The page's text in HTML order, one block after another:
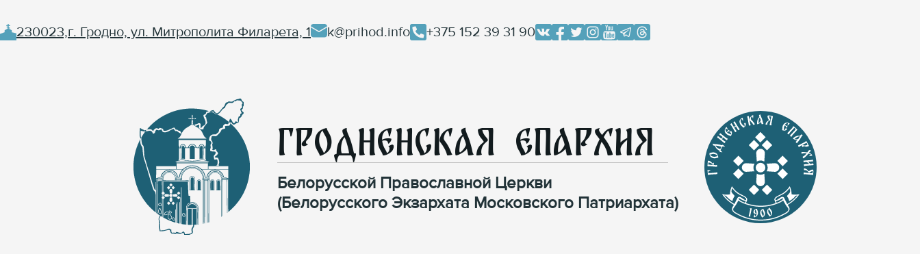
230023,г. Гродно, ул. Митрополита Филарета, 1 k@prihod.info +375 152 39 31 90
Гродненская Епархия
Белорусской Православной Церкви
(Белорусского Экзархата Московского Патриархата)